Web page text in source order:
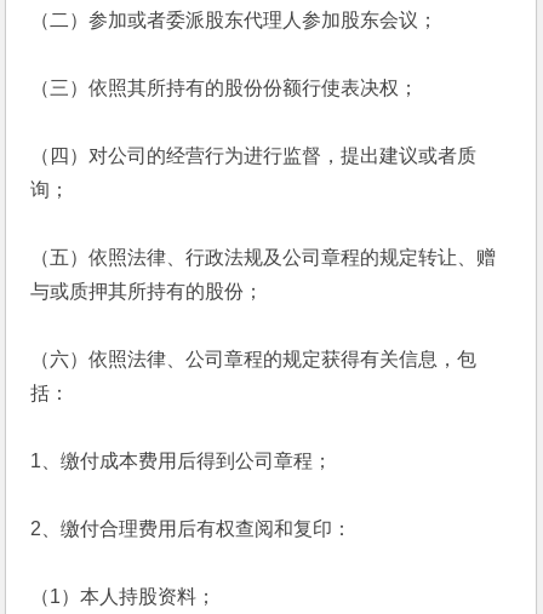
（二）参加或者委派股东代理人参加股东会议；
（三）依照其所持有的股份份额行使表决权；
（四）对公司的经营行为进行监督，提出建议或者质
询；
（五）依照法律、行政法规及公司章程的规定转让、赠
与或质押其所持有的股份；
（六）依照法律、公司章程的规定获得有关信息，包
括：
1、缴付成本费用后得到公司章程；
2、缴付合理费用后有权查阅和复印：
（1）本人持股资料；